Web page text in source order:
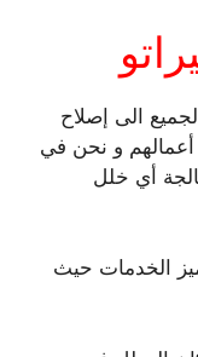
الى إصلاح
أعمالهم و نحن في
أي خلل
الخدمات حيث